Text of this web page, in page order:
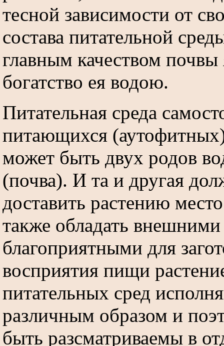
тесной зависимости от
состава питательной
главным качеством почвы
богатство ея водою.
Питательная среда
питающихся
может быть двух родов
(почва). И та и другая
доставить растению
также обладать
благоприятными для
восприятия пищи
питательных сред
различным образом и
быть разсматриваемы в